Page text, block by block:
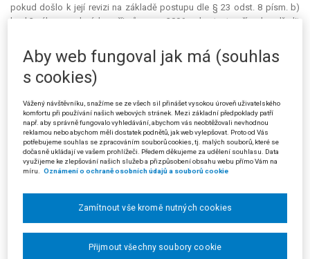
pokud došlo k její revizi na základě postupu dle § 23 odst. 8 písm. b)
bod 3 zákona o daních z příjmů v roce 2006, nelze tento případ podřadit
být vyšší, protože zde nedošlo k omylu při stanovení základu daně, ale k
pozdější úpravě tohoto základu daně na základě zákonného přivolení.
Využil-li žalobce dané zákonné možnosti, pak nemůže být jeho postup
omylu
dospěl k závěru, že správce daně i žalovaný pochybili, když tyto dva
případy, zjevně odlišné, postavili "na roveň" a žalobce byl postižen
daňovým penále již ode dne původní splatnosti daně. Současně dodal,
že žalobce měl povinnost doplatit daň již v okamžiku, kdy uzavřel své
daňové podklady, ve smyslu § 23 odst. 8 písm. b) bod 3 zákona o
daních z příjmů, tj. (zřejmě) od konce roku 2006 či v prvních měsících
Proti rozsudku krajského soudu podal žalovaný (stěžovatel) kasační
stížnost, v níž předně nesouhlasil se závěrem, že nelze tento případ
povinnost měla být vyšší. Nedošlo zde k omylu při stanovení základu
Aby web fungoval jak má (souhlas
s cookies)
Vážený návštěvníku, snažíme se ze všech sil přinášet vysokou úroveň uživatelského
komfortu při používání našich webových stránek. Mezi základní předpoklady patří
např. aby správně fungovalo vyhledávání, abychom vás neobtěžovali nevhodnou
reklamou nebo abychom měli dostatek podnětů, jak web vylepšovat. Proto od Vás
potřebujeme souhlas se zpracováním souborů cookies, tj. malých souborů, které se
dočasně ukládají ve vašem prohlížeči. Předem děkujeme za udělení souhlasu. Data
využijeme ke zlepšování našich služeb a přizpůsobení obsahu webu přímo Vám na
míru.
Oznámení o ochraně osobních údajů a souborů cookie
Zamítnout vše kromě nutných cookies
Přijmout všechny soubory cookie